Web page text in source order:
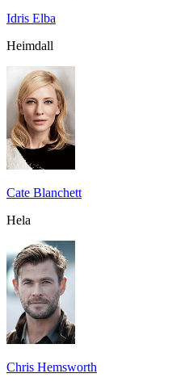
Idris Elba
Heimdall
Cate Blanchett
Hela
Chris Hemsworth